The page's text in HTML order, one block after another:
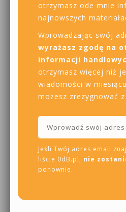
otrzymasz ode mnie
najnowszych
Wprowadzając swój
wyrażasz zgodę na
informacji
otrzymasz więcej niż
wiadomości w
możesz zrezygnować
Jeśli Twój adres email
liście 0dB.pl, nie
ponownie.